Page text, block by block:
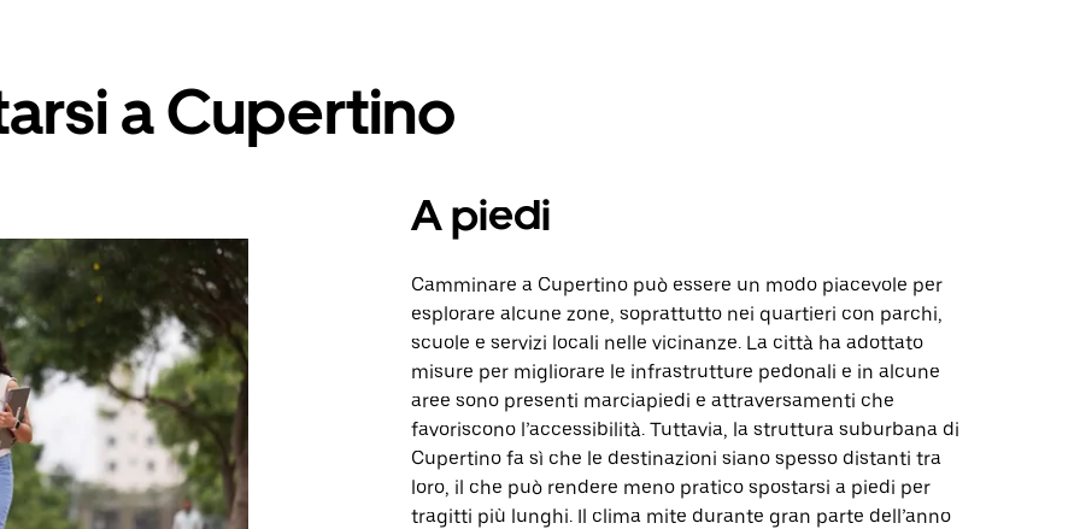
a Cupertino
A piedi
Camminare a Cupertino può essere un modo piacevole per
esplorare alcune zone, soprattutto nei quartieri con parchi,
scuole e servizi locali nelle vicinanze. La città ha adottato
misure per migliorare le infrastrutture pedonali e in alcune
aree sono presenti marciapiedi e attraversamenti che
favoriscono l’accessibilità. Tuttavia, la struttura suburbana di
Cupertino fa sì che le destinazioni siano spesso distanti tra
loro, il che può rendere meno pratico spostarsi a piedi per
tragitti più lunghi. Il clima mite durante gran parte dell’anno